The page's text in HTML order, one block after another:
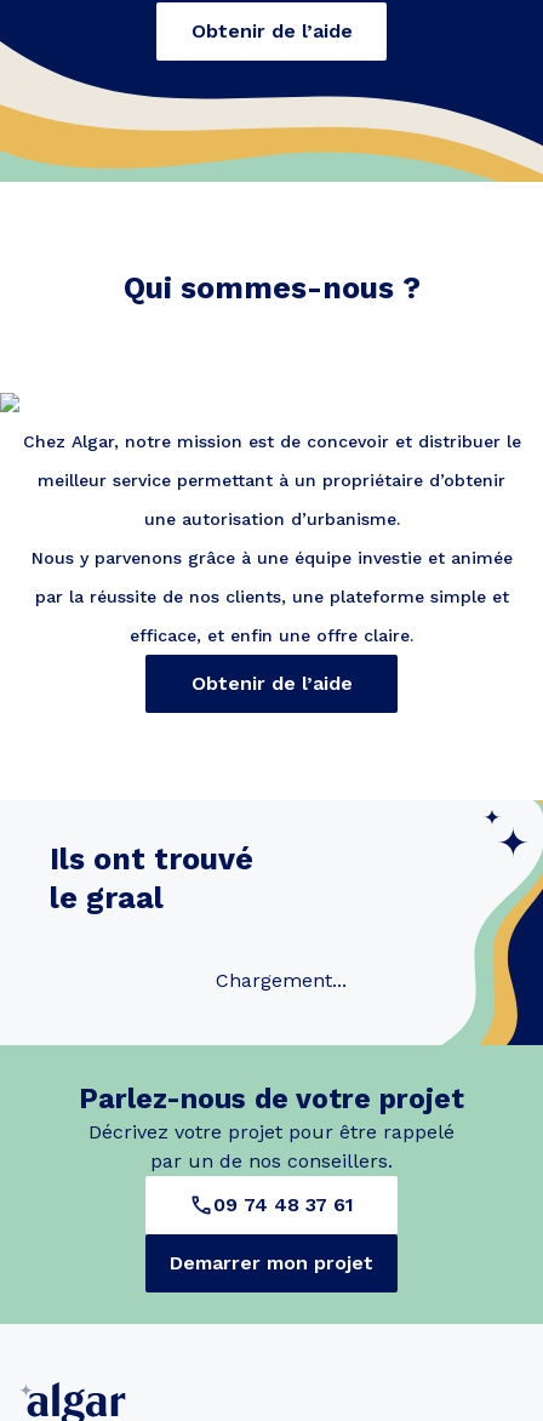
Obtenir de l’aide
Qui sommes-nous ?
Chez Algar, notre mission est de concevoir et distribuer le
meilleur service permettant à un propriétaire d’obtenir
une autorisation d’urbanisme.
Nous y parvenons grâce à une équipe investie et animée
par la réussite de nos clients, une plateforme simple et
efficace, et enfin une offre claire.
Obtenir de l’aide
Ils ont trouvé
le graal
Chargement...
Parlez-nous de votre projet
Décrivez votre projet pour être rappelé
par un de nos conseillers.
09 74 48 37 61
Demarrer mon projet